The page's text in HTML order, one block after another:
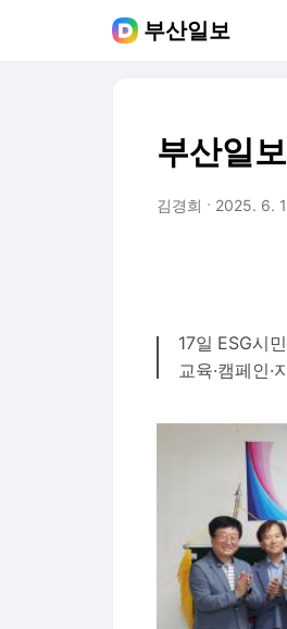
부산일보
부산일
김경희 2025. 6.
17일 ESG시
교육·캠페인·